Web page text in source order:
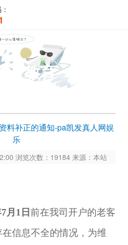
者教育
料补正的通知-pa凯发真人网娱
乐
浏览次数：19184 来源：本站
月1日前在我司开户的老客
信息不全的情况，为维